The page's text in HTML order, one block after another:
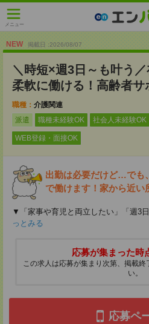
メニュー
NEW 掲載日 :2026/08/07
＼時短×週3日～も叶う
柔軟に働ける！高齢者サ
職種： 介護関連
派遣
職種未経験OK 社会人未経験OK
WEB登録・面接OK
出勤は必要だけど…でも
で働けます！家から近い
▼「家事や育児と両立したい」「週3
っとみる
応募が集まった時
この求人は応募が集まり次第、掲載
い。
応募ペ